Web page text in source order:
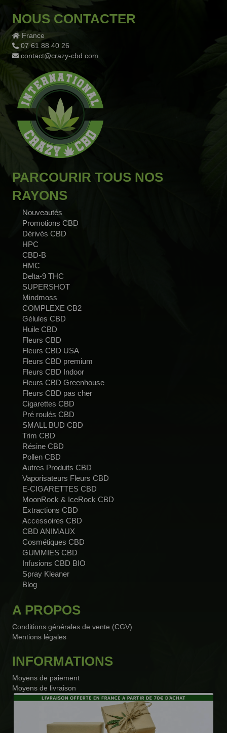
NOUS CONTACTER
France
07 61 88 40 26
contact@crazy-cbd.com
PARCOURIR TOUS NOS
RAYONS
Nouveautés
Promotions CBD
Dérivés CBD
HPC
CBD-B
HMC
Delta-9 THC
SUPERSHOT
Mindmoss
COMPLEXE CB2
Gélules CBD
Huile CBD
Fleurs CBD
Fleurs CBD USA
Fleurs CBD premium
Fleurs CBD Indoor
Fleurs CBD Greenhouse
Fleurs CBD pas cher
Cigarettes CBD
Pré roulés CBD
SMALL BUD CBD
Trim CBD
Résine CBD
Pollen CBD
Autres Produits CBD
Vaporisateurs Fleurs CBD
E-CIGARETTES CBD
MoonRock & IceRock CBD
Extractions CBD
Accessoires CBD
CBD ANIMAUX
Cosmétiques CBD
GUMMIES CBD
Infusions CBD BIO
Spray Kleaner
Blog
A PROPOS
Conditions générales de vente (CGV)
Mentions légales
INFORMATIONS
Moyens de paiement
Moyens de livraison